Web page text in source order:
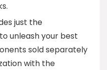
just the
unleash your best
sold separately
with the